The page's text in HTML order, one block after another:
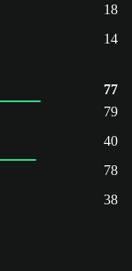
18
14
77
79
40
78
38